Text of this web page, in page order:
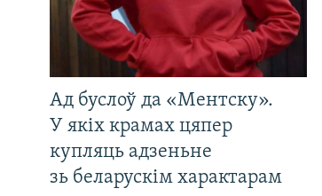
Ад буслоў да «Ментску».
У якіх крамах цяпер
купляць адзеньне
зь беларускім характарам